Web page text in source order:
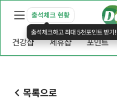
출석체크 현황
출석체크하고 최대 5천포인트 받기!
건강샵 제휴샵 포인트
목록으로